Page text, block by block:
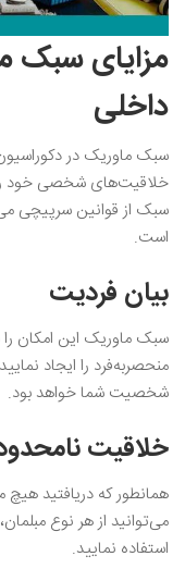
مزایای سبک
داخلی
سبک ماوریک در
خلاقیت‌های شخصی خود را
سبک از قوانین سرپیچی
است.
بیان ‌فردیت
سبک ماوریک این امکان
منحصربه‌فرد را ایجاد
شخصیت شما خواهد بود.
خلاقیت
همانطور که دریافتید
می‌توانید از هر نوع
استفاده نمایید.